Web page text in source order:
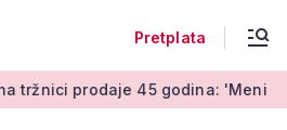
Pretplata
45 godina: 'Meni je ovo zabava i